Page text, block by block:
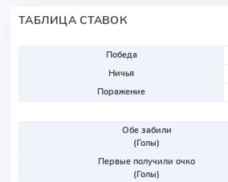
ТАБЛИЦА СТАВОК
Победа
Ничья
Поражение
Обе забили
(Голы)
Первые получили очко
(Голы)